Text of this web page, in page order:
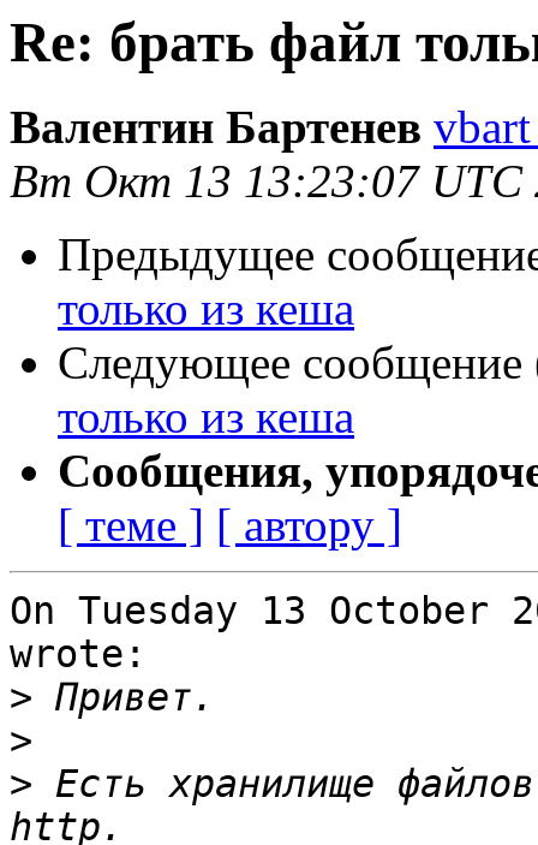
Re: брать файл
Валентин Бартенев
Вт Окт 13 13:23:07 UTC
Предыдущее
только из кеша
Следующее сообщение
только из кеша
Сообщения,
[ теме ] [ автору ]
On Tuesday 13 October
wrote:
>
>
> Есть хранилище